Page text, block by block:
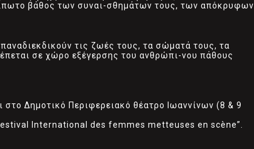
βάθος των συναι-σθημάτων τους, των απόκρυφων
τις ζωές τους, τα σώματά τους, τα
σε χώρο εξέγερσης του ανθρώπι-νου πάθους
Δημοτικό Περιφερειακό θέατρο Ιωαννίνων (8 & 9
International des femmes metteuses en scène”.